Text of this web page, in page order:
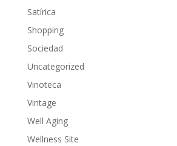
Satírica
Shopping
Sociedad
Uncategorized
Vinoteca
Vintage
Well Aging
Wellness Site